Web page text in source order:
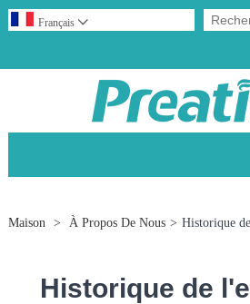
Français 
Maison > À Propos De Nous > Historique
Historique de